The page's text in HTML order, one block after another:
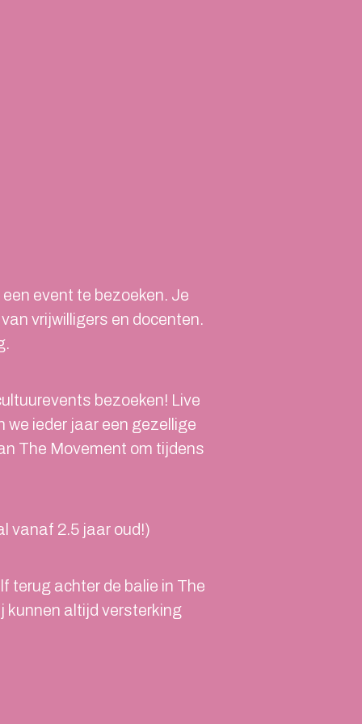
event te bezoeken. Je
vrijwilligers en docenten.
bezoeken! Live
ieder jaar een gezellige
The Movement om tijdens
vanaf 2.5 jaar oud!)
terug achter de balie in The
kunnen altijd versterking